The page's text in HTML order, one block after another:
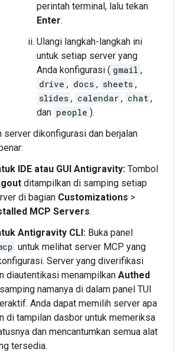
perintah terminal, lalu tekan
Enter.
Ulangi langkah-langkah ini
untuk setiap server yang
Anda konfigurasi ( gmail ,
drive , docs , sheets ,
slides , calendar , chat ,
dan people ).
server dikonfigurasi dan berjalan
IDE atau GUI Antigravity: Tombol
ditampilkan di samping setiap
di bagian Customizations >
MCP Servers.
Antigravity CLI: Buka panel
untuk melihat server MCP yang
Server yang diverifikasi
diautentikasi menampilkan Authed
namanya di dalam panel TUI
Anda dapat memilih server apa
di tampilan dasbor untuk memeriksa
dan mencantumkan semua alat
tersedia.